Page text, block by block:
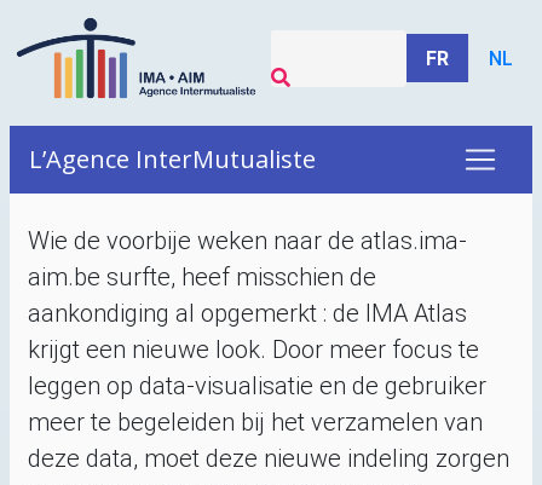
FR NL
L’Agence InterMutualiste
Wie de voorbije weken naar de atlas.ima-
aim.be surfte, heef misschien de
aankondiging al opgemerkt : de IMA Atlas
krijgt een nieuwe look. Door meer focus te
leggen op data-visualisatie en de gebruiker
meer te begeleiden bij het verzamelen van
deze data, moet deze nieuwe indeling zorgen